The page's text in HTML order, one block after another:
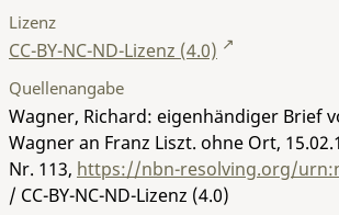
Lizenz
CC-BY-NC-ND-Lizenz (4.0)
Quellenangabe
Wagner, Richard: eigenhändiger Brief
Wagner an Franz Liszt. ohne Ort,
Nr. 113, https://nbn-resolving.org/
/ CC-BY-NC-ND-Lizenz (4.0)